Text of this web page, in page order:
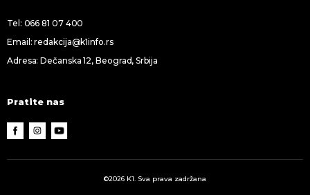
Tel: 066 81 07 400
Email:redakcija@k1info.rs
Adresa: Dečanska 12, Beograd, Srbija
Pratite nas
©2026 K1. Sva prava zadržana